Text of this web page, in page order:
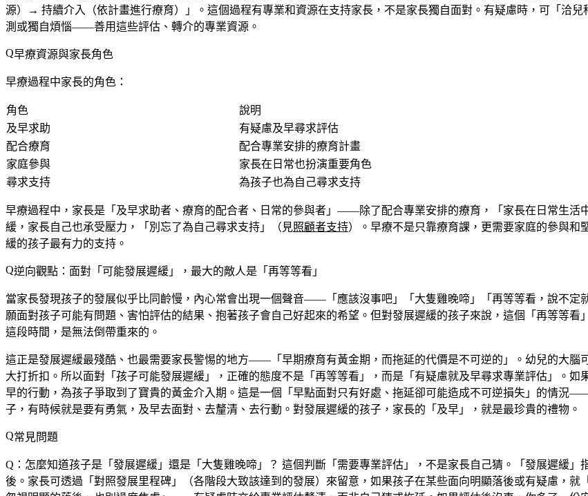
源）→ 持續介入（依計畫進行療育）」。這個過程有專業和資源在支持家長，不是家長獨自面對。有疑慮時，可「洽
測或獨自煩惱——善用這些評估、轉介的專業資源。
早療資源與家長角色
早療過程中家長的角色：
角色
說明
及早求助
有疑慮及早尋求評估
配合療育
配合專業安排的療育計畫
家庭參與
家長在日常也扮演重要角色
尋求支持
為孩子也為自己尋求支持
早療過程中，家長是「及早求助者、療育的配合者、日常的參與者」——除了配合專業安排的療育，「家長在日常生活
緩，家長自己也承受壓力，「別忘了為自己尋求支持」（見照顧者支持）。早療不是只靠療育課，更需要家庭的參與
緩的孩子最有力的支持。
逆向觀點：面對「可能發展遲緩」，最大的敵人是「再等等看」
當家長發現孩子的發展似乎比同齡慢，內心常會出現一個聲音——「應該沒事吧」「大隻雞晚啼」「再等等看，說不定
願面對孩子可能有問題、害怕評估的結果、抱著孩子會自己好起來的希望。但對發展遲緩的孩子來說，這個「再等等
這段時間，是無法倒帶重來的。
這正是發展遲緩最殘酷、也最需要家長警惕的地方——「早期療育有黃金期，而拖延的代價是不可逆的」。幼兒的大腦
大打折扣。所以面對「孩子可能發展遲緩」，正確的態度不是「再等等看」，而是「有疑慮就及早尋求專業評估」。
早的行動，為孩子爭取到了寶貴的黃金介入期。這是一個「早點面對只有好處、拖延卻可能造成不可逆損失」的情況
子，有時候就是要有勇氣，及早去面對、去釐清、去行動。對發展遲緩的孩子，家長的「及早」，就是最珍貴的禮物。
常見問題
Q：怎麼知道孩子是「發展遲緩」還是「大隻雞晚啼」？ 這個判斷「需要專業評估」，不是家長自己猜。「發展遲緩
後。家長可透過「對照發展里程碑」（各階段大致該達到的發展）來留意，如果孩子在某些面向明顯落後或有疑慮，